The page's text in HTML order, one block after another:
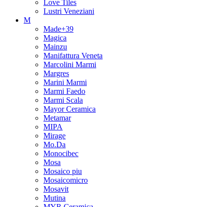
Love Tiles
Lustri Veneziani
M
Made+39
Magica
Mainzu
Manifattura Veneta
Marcolini Marmi
Margres
Marini Marmi
Marmi Faedo
Marmi Scala
Mayor Ceramica
Metamar
MIPA
Mirage
Mo.Da
Monocibec
Mosa
Mosaico piu
Mosaicomicro
Mosavit
Mutina